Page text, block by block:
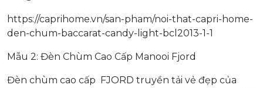
https://caprihome.vn/san-pham/noi-that-capri-home-
den-chum-baccarat-candy-light-bcl2013-1-1
Mẫu 2: Đèn Chùm Cao Cấp Manooi Fjord
Đèn chùm cao cấp FJORD truyền tải vẻ đẹp của